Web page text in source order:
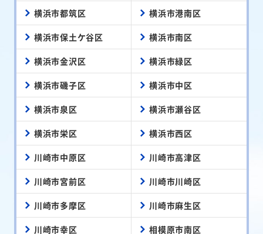
横浜市都筑区 横浜市港南区
横浜市保土ケ谷区 横浜市南区
横浜市金沢区 横浜市緑区
横浜市磯子区 横浜市中区
横浜市泉区 横浜市瀬谷区
横浜市栄区 横浜市西区
川崎市中原区 川崎市高津区
川崎市宮前区 川崎市川崎区
川崎市多摩区 川崎市麻生区
川崎市幸区 相模原市南区